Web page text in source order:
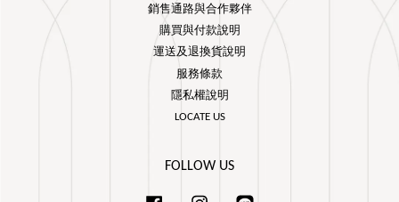
銷售通路與合作夥伴
購買與付款說明
運送及退換貨說明
服務條款
隱私權說明
LOCATE US
FOLLOW US